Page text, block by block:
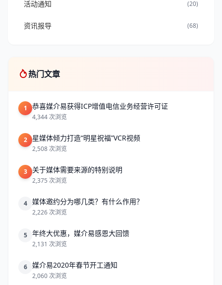
活动通知 (20)
资讯报导 (68)
热门文章
1 恭喜媒介易获得ICP增值电信业务经营许可证
4,344 次浏览
2 星媒体倾力打造“明星祝福”VCR视频
2,508 次浏览
3 关于媒体需要来源的特别说明
2,375 次浏览
4 媒体邀约分为哪几类？有什么作用？
2,226 次浏览
5 年终大优惠，媒介易感恩大回馈
2,131 次浏览
6 媒介易2020年春节开工通知
2,060 次浏览